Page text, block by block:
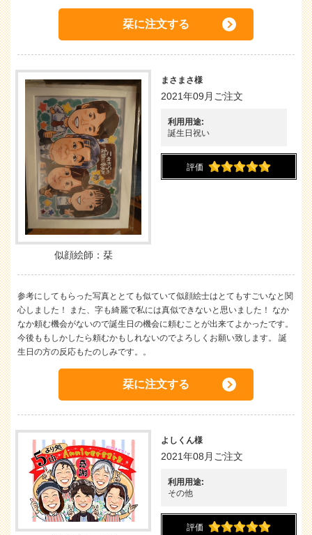
栞に注文する
似顔絵師：栞
まさまさ様
2021年09月ご注文
利用用途:
誕生日祝い
評価
参考にしてもらった写真ととても似ていて似顔絵士はとてもすごいなと関
心しました！ また、字も綺麗で私には真似できないと思いました！ なか
なか頼む機会がないので誕生日の機会に頼むことが出来てよかったです。
今後ももしかしたら頼むかもしれないのでよろしくお願い致します。 誕
生日の方の反応もたのしみです。。
栞に注文する
よしくん様
2021年08月ご注文
利用用途:
その他
評価